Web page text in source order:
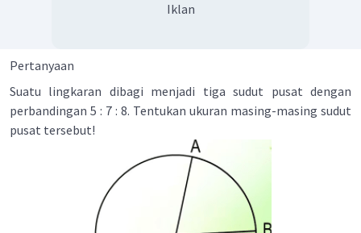
Iklan
Pertanyaan
Suatu lingkaran dibagi menjadi tiga sudut pusat dengan
perbandingan 5 : 7 : 8. Tentukan ukuran masing-masing sudut
pusat tersebut!